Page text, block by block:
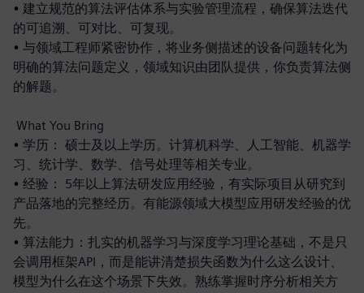
• 建立规范的算法评估体系与实验管理流程，确保算法迭代
的可追溯、可对比、可复现。
• 与领域工程师紧密协作，将业务侧描述的设备问题转化为
明确的算法问题定义，领域知识由团队提供，你负责算法侧
的解题。
What You Bring
• 学历： 硕士及以上学历。计算机科学、人工智能、机器学
习、统计学、数学、信号处理等相关专业。
• 经验： 5年以上算法研发应用经验，有实际项目从研究到
产品落地的完整经历。有能源领域大模型应用研发经验的优
先。
• 算法能力：扎实的机器学习与深度学习理论基础，不是只
会调用框架API，而是能讲清楚损失函数为什么这么设计、
模型为什么在这个场景下失效。熟练掌握时序分析相关方